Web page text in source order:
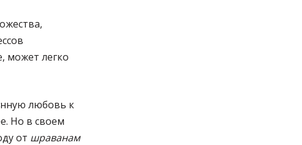
может легко
любовь к
Но в своем
от шраванам